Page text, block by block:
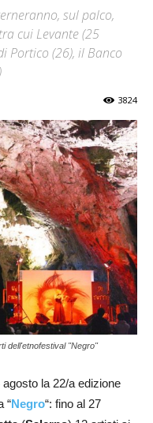
sul palco,
cui Levante (25
Portico (26), il Banco
3824
dell'etnofestival "Negro"
la 22/a edizione
“Negro“: fino al 27